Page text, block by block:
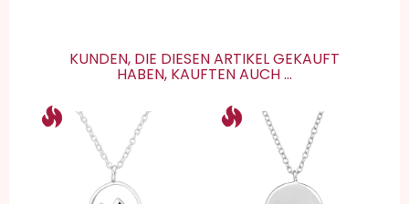
KUNDEN, DIE DIESEN ARTIKEL GEKAUFT
HABEN, KAUFTEN AUCH ...